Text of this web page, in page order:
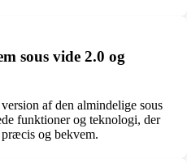
sous vide 2.0 og
af den almindelige sous
funktioner og teknologi, der
og bekvem.